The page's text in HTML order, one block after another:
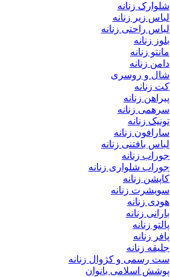
شلوارک زنانه
لباس زیر زنانه
لباس راحتی زنانه
بلوز زنانه
مانتو زنانه
دامن زنانه
شال و روسری
کت زنانه
پیراهن زنانه
سرهمی زنانه
تونیک زنانه
سارافون زنانه
لباس بافتنی زنانه
جوراب زنانه
جوراب شلواری زنانه
کاپشن زنانه
سویشرت زنانه
هودی زنانه
بارانی زنانه
پالتو زنانه
پافر زنانه
جلیقه زنانه
ست رسمی و کژوال زنانه
پوشش اسلامی بانوان